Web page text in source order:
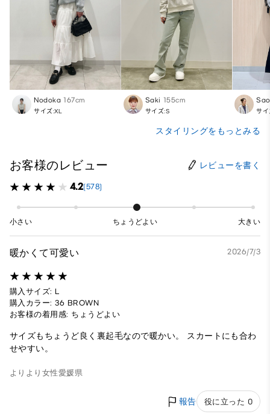
Nodoka 167cm
サイズ:XL
Saki 155cm
サイズ:S
Sao
サ
スタイリングをもっとみる
お客様のレビュー レビューを書く
4.2(578)
小さい ちょうどよい 大きい
暖かくて可愛い 2026/7/3
購入サイズ: L
購入カラー: 36 BROWN
お客様の着用感: ちょうどよい
サイズもちょうど良く裏起毛なので暖かい。 スカートにも合わ
せやすい。
よりより 女性愛媛県
報告 役に立った 0